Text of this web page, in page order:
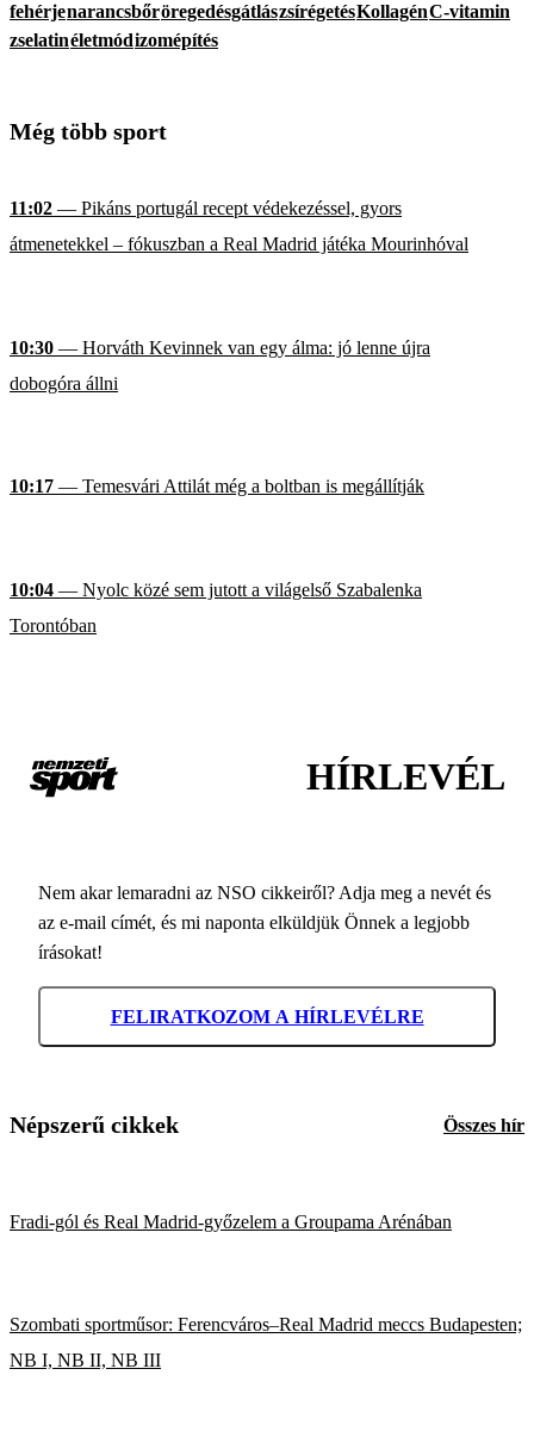
fehérjenarancsbőröregedésgátlászsírégetésKollagénC-vitamin
zselatinéletmódizomépítés
Még több sport
11:02 — Pikáns portugál recept védekezéssel, gyors
átmenetekkel – fókuszban a Real Madrid játéka Mourinhóval
10:30 — Horváth Kevinnek van egy álma: jó lenne újra
dobogóra állni
10:17 — Temesvári Attilát még a boltban is megállítják
10:04 — Nyolc közé sem jutott a világelső Szabalenka
Torontóban
HÍRLEVÉL
Nem akar lemaradni az NSO cikkeiről? Adja meg a nevét és
az e-mail címét, és mi naponta elküldjük Önnek a legjobb
írásokat!
FELIRATKOZOM A HÍRLEVÉLRE
Népszerű cikkek Összes hír
Fradi-gól és Real Madrid-győzelem a Groupama Arénában
Szombati sportműsor: Ferencváros–Real Madrid meccs Budapesten;
NB I, NB II, NB III